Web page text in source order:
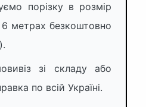
порізку в розмір
6 метрах безкоштовно
зі складу або
по всій Україні.